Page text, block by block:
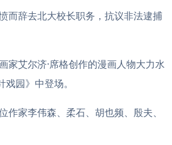
而辞去北大校长职务，抗议非法逮捕
家艾尔济·席格创作的漫画人物大力水
园》中登场。
家李伟森、柔石、胡也频、殷夫、